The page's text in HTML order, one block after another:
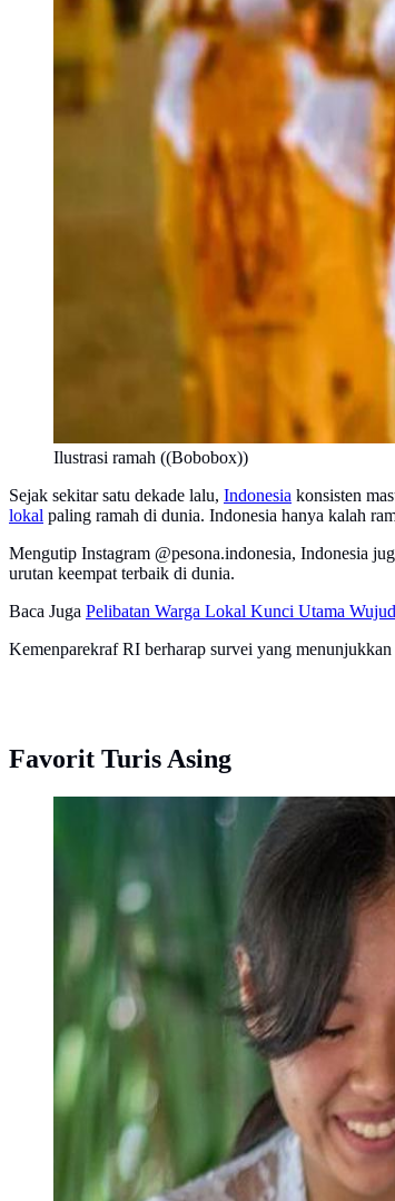
Ilustrasi ramah ((Bobobox))
Sejak sekitar satu dekade lalu, Indonesia konsisten
lokal paling ramah di dunia. Indonesia hanya kalah
Mengutip Instagram @pesona.indonesia, Indonesia
urutan keempat terbaik di dunia.
Baca Juga Pelibatan Warga Lokal Kunci Utama
Kemenparekraf RI berharap survei yang
Favorit Turis Asing